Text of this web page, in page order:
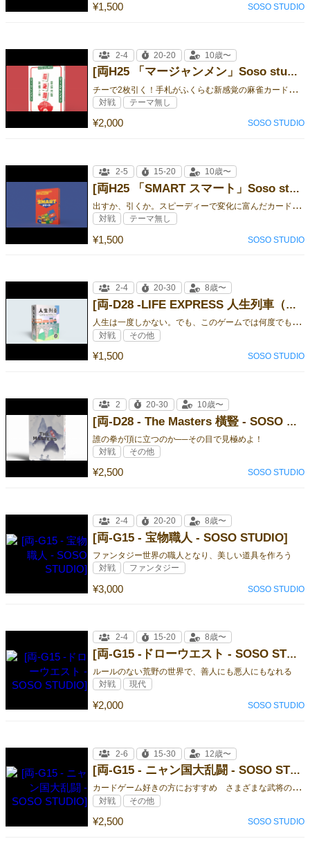
¥1,500 SOSO STUDIO
[両H25 「マージャンメン」Soso studio]
チ
ーで2枚引く！手札がふくらむ新感覚の麻雀カードゲーム。
¥2,000
2-4 20-20 10歳〜
対戦 テーマ無し
SOSO STUDIO
[両H25 「SMART スマート」Soso studio]
出
すか、引くか。スピーディーで変化に富んだカードゲーム。
¥1,500
2-5 15-20 10歳〜
対戦 テーマ無し
SOSO STUDIO
[両-D28 -LIFE EXPRESS 人生列車（ライフ・エクスプレス） - SOSO STUDIO]
人
生は一度しかない。でも、このゲームでは何度でも体験できる。
¥1,500
2-4 20-30 8歳〜
対戦 その他
SOSO STUDIO
[両-D28 - The Masters 橫豎 - SOSO STUDIO]
誰の拳が頂に立つのか──その目で見極めよ！
¥2,500
2 20-30 10歳〜
対戦 その他
SOSO STUDIO
[両-G15 - 宝物職人 - SOSO STUDIO]
ファンタジー世界の職人となり、美しい道具を作ろう
¥3,000
2-4 20-20 8歳〜
対戦 ファンタジー
SOSO STUDIO
[両-G15 -ドローウエスト - SOSO STUDIO]
ルールのない荒野の世界で、善人にも悪人にもなれる
¥2,000
2-4 15-20 8歳〜
対戦 現代
SOSO STUDIO
[両-G15 - ニャン国大乱闘 - SOSO STUDIO]
カ
ードゲーム好きの方におすすめ さまざまな武将の能力を駆使しよう
¥2,500
2-6 15-30 12歳〜
対戦 その他
SOSO STUDIO